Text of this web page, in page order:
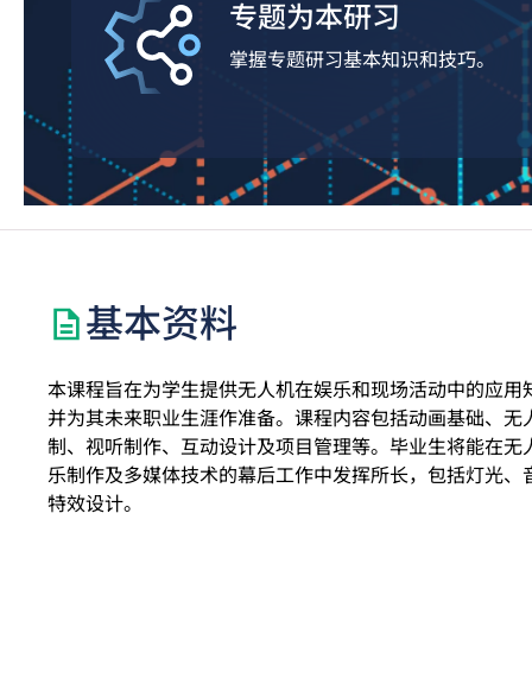
专题为本研习
掌握专题研习基本知识和技巧。
基本资料
本课程旨在为学生提供无人机在娱乐和现场活动中的应用
并为其未来职业生涯作准备。课程内容包括动画基础、无
制、视听制作、互动设计及项目管理等。毕业生将能在无
乐制作及多媒体技术的幕后工作中发挥所长，包括灯光、
特效设计。